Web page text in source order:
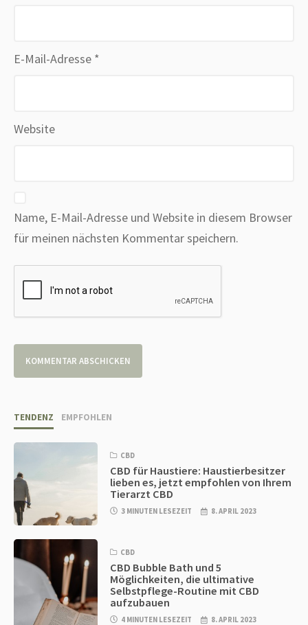
E-Mail-Adresse *
Website
Name, E-Mail-Adresse und Website in diesem Browser
für meinen nächsten Kommentar speichern.
TENDENZ EMPFOHLEN
CBD
CBD für Haustiere: Haustierbesitzer
lieben es, jetzt empfohlen von Ihrem
Tierarzt CBD
3 MINUTEN LESEZEIT 8. APRIL 2023
CBD
CBD Bubble Bath und 5
Möglichkeiten, die ultimative
Selbstpflege-Routine mit CBD
aufzubauen
4 MINUTEN LESEZEIT 8. APRIL 2023